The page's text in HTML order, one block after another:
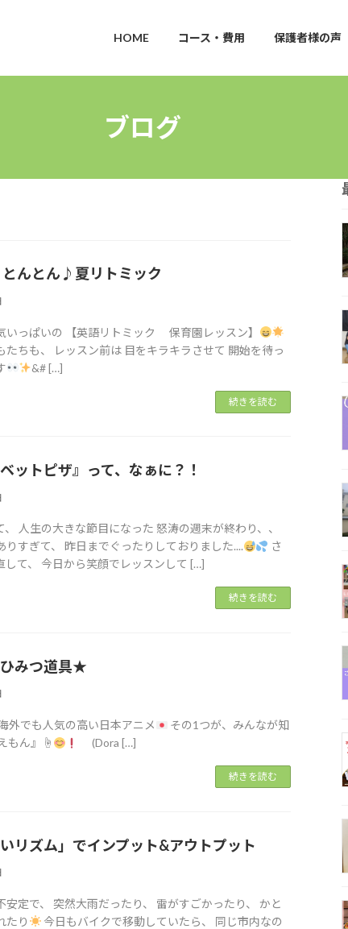
HOME コース・費用 保護者様の声
ブログ
んとん♪︎夏リトミック
いっぱいの 【英語リトミック 保育園レッスン】
たちも、 レッスン前は 目をキラキラさせて 開始を待っ
&# […]
続きを読む
ットピザ』って、なぁに？！
、 人生の大きな節目になった 怒涛の週末が終わり、、
りすぎて、 昨日までぐったりしておりました....
さ
して、 今日から笑顔でレッスンして […]
続きを読む
ひみつ道具★
外でも人気の高い日本アニメ
その1つが、みんなが知
もん』☝
(Dora […]
続きを読む
いリズム」でインプット&アウトプット
安定で、 突然大雨だったり、 雷がすごかったり、 かと
たり
今日もバイクで移動していたら、 同じ市内なの